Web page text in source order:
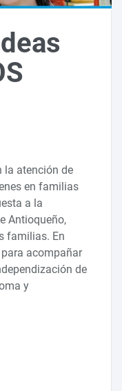
la atención de
en familias
a la
Antioqueño,
familias. En
acompañar
de
y